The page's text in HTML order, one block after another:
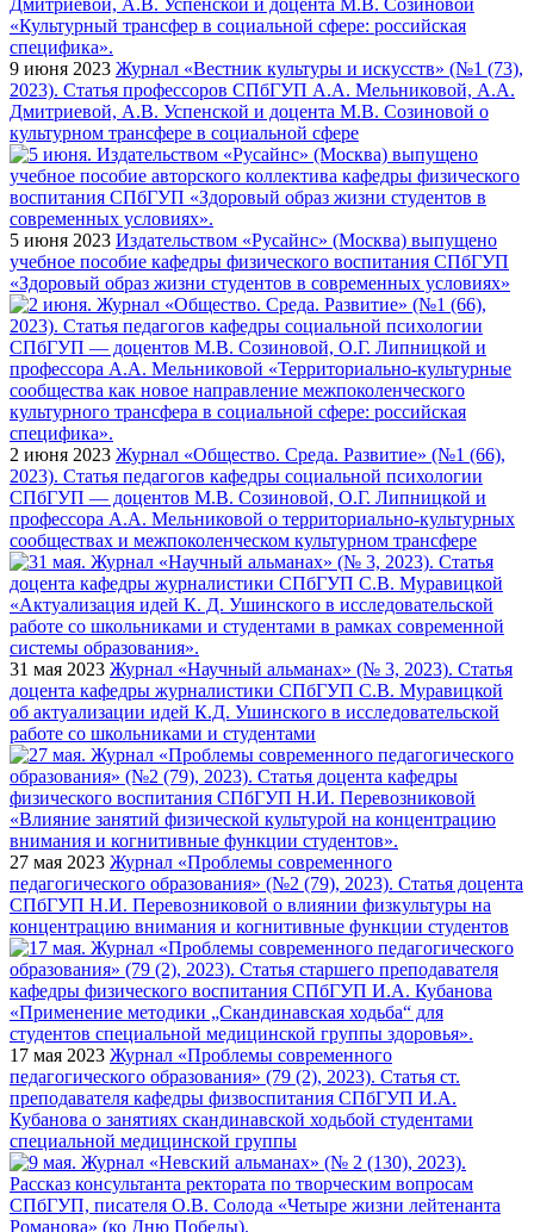
9 июня 2023 Журнал «Вестник культуры и искусств» (№1 (73),
2023). Статья профессоров СПбГУП А.А. Мельниковой, А.А.
Дмитриевой, А.В. Успенской и доцента М.В. Созиновой о
культурном трансфере в социальной сфере
5 июня 2023 Издательством «Русайнс» (Москва) выпущено
учебное пособие кафедры физического воспитания СПбГУП
«Здоровый образ жизни студентов в современных условиях»
2 июня 2023 Журнал «Общество. Среда. Развитие» (№1 (66),
2023). Статья педагогов кафедры социальной психологии
СПбГУП — доцентов М.В. Созиновой, О.Г. Липницкой и
профессора А.А. Мельниковой о территориально-культурных
сообществах и межпоколенческом культурном трансфере
31 мая 2023 Журнал «Научный альманах» (№ 3, 2023). Статья
доцента кафедры журналистики СПбГУП С.В. Муравицкой
об актуализации идей К.Д. Ушинского в исследовательской
работе со школьниками и студентами
27 мая 2023 Журнал «Проблемы современного
педагогического образования» (№2 (79), 2023). Статья доцента
СПбГУП Н.И. Перевозниковой о влиянии физкультуры на
концентрацию внимания и когнитивные функции студентов
17 мая 2023 Журнал «Проблемы современного
педагогического образования» (79 (2), 2023). Статья ст.
преподавателя кафедры физвоспитания СПбГУП И.А.
Кубанова о занятиях скандинавской ходьбой студентами
специальной медицинской группы